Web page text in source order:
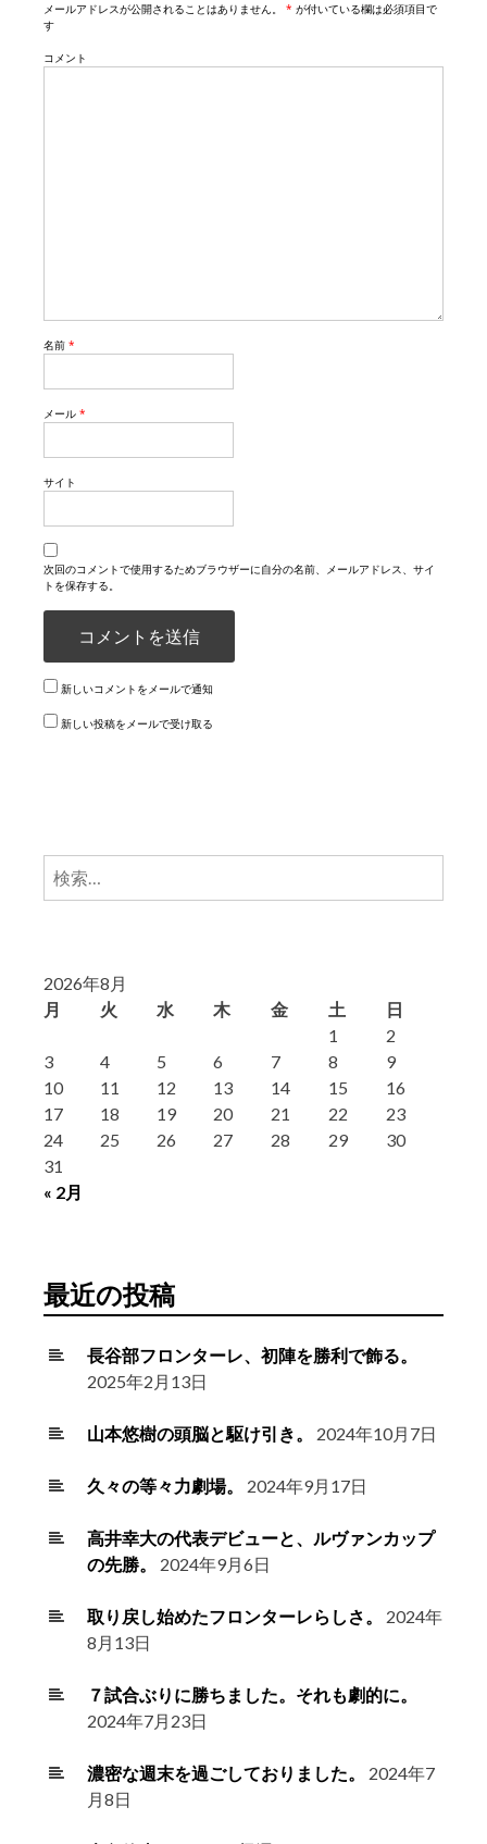
メールアドレスが公開されることはありません。 * が付いている欄は必須項目で
す
コメント
名前 *
メール *
サイト
次回のコメントで使用するためブラウザーに自分の名前、メールアドレス、サイ
トを保存する。
新しいコメントをメールで通知
新しい投稿をメールで受け取る
検
2026年8月
月
火 水 木 金 土 日
« 2月
1
2
3
4 5 6 7 8
9
10
11 12 13 14 15
16
17
18 19 20 21 22
23
24
25 26 27 28 29
30
31
最近の投稿
長谷部フロンターレ、初陣を勝利で飾る。
2025年2月13日
山本悠樹の頭脳と駆け引き。 2024年10月7日
久々の等々力劇場。 2024年9月17日
高井幸大の代表デビューと、ルヴァンカップ
の先勝。
2024年9月6日
取り戻し始めたフロンターレらしさ。
2024年
8月13日
７試合ぶりに勝ちました。それも劇的に。
2024年7月23日
濃密な週末を過ごしておりました。
2024年7
月8日